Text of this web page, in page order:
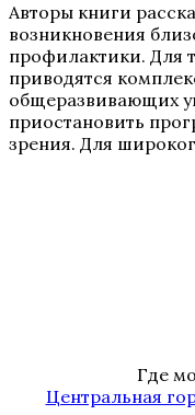
Авторы книги
возникновения
профилактики. Для
приводятся
общеразвивающих
приостановить
зрения. Для
Где
Центральная